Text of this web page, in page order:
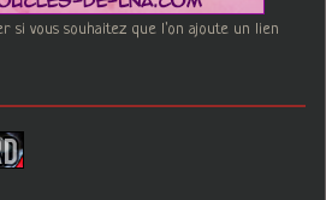
si vous souhaitez que l'on ajoute un lien